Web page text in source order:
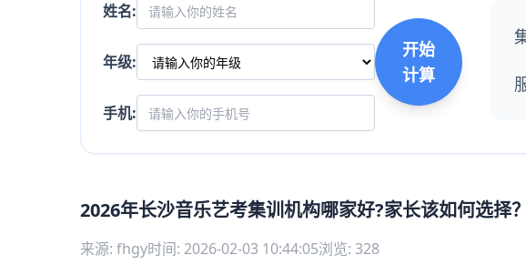
姓名:
年级:
手机:
开始
计算
2026年长沙音乐艺考集训机构哪家好?家长该如何选择？
来源: fhgy时间: 2026-02-03 10:44:05浏览: 328